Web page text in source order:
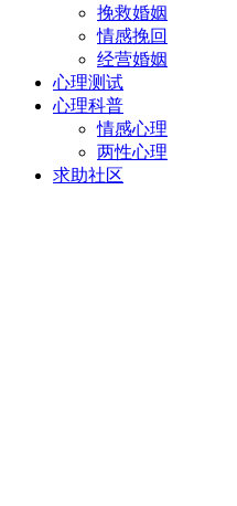
挽救婚姻
情感挽回
经营婚姻
心理测试
心理科普
情感心理
两性心理
求助社区